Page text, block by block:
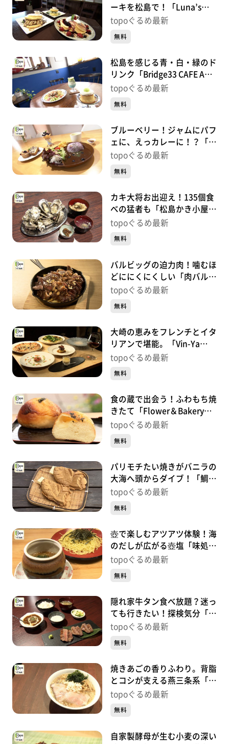
ーキを松島で！「Luna’s
Green Pancake」（松島町初
め】
topoぐるめ最新
無料
松島を感じる青・白・緑のド
リンク「Bridge33 CAFE AND
HOSTEL」（松島町高城町）
topoぐるめ最新
無料
ブルーベリー！ジャムにパフ
ェに、えっカレーに！？「風
のマルシェ」（松島町磯崎新
topoぐるめ最新
無料
カキ大将お出迎え！135個食
べの猛者も「松島かき小屋
MATSU」（松島町松島普賢
topoぐるめ最新
無料
バルビッグの迫力肉！噛むほ
どににくにくしい「肉バル
BAR BiG」（大崎市古川七日
topoぐるめ最新
無料
大崎の恵みをフレンチとイタ
リアンで堪能。「Vin-Ya
Jete Ashigaru」（大崎市古
め】
topoぐるめ最新
無料
食の蔵で出会う！ふわもち焼
きたて「Flower＆Bakeryサ
クラサク」（大崎市古川七日
topoぐるめ最新
無料
パリモチたい焼きがバニラの
大海へ頭からダイブ！「鯛焼
みやび」（大崎市古川七日
topoぐるめ最新
無料
壺で楽しむアツアツ体験！海
のだしが広がる壺塩「味処・
ラーメン梅公」（青葉区小田
topoぐるめ最新
無料
隠れ家牛タン食べ放題？迷っ
ても行きたい！探検気分「仙
臺焼肉れれ」（青葉区一番
topoぐるめ最新
無料
焼きあごの香りふわり。背脂
とコシが支える燕三条系「中
華そば かけ橋」（青葉区中
topoぐるめ最新
無料
自家製酵母が生む小麦の深い